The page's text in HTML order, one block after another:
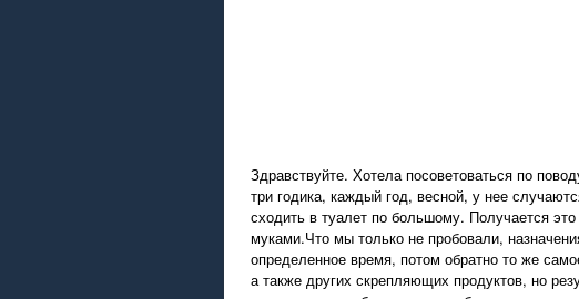
Здравствуйте. Хотела посоветоваться по
три годика, каждый год, весной, у нее
сходить в туалет по большому. Получается
муками.Что мы только не пробовали,
определенное время, потом обратно то же
а также других скрепляющих продуктов, но